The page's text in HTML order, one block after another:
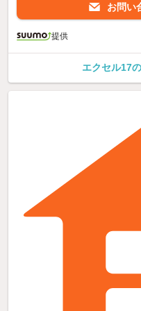
お問い
提供
エクセル17